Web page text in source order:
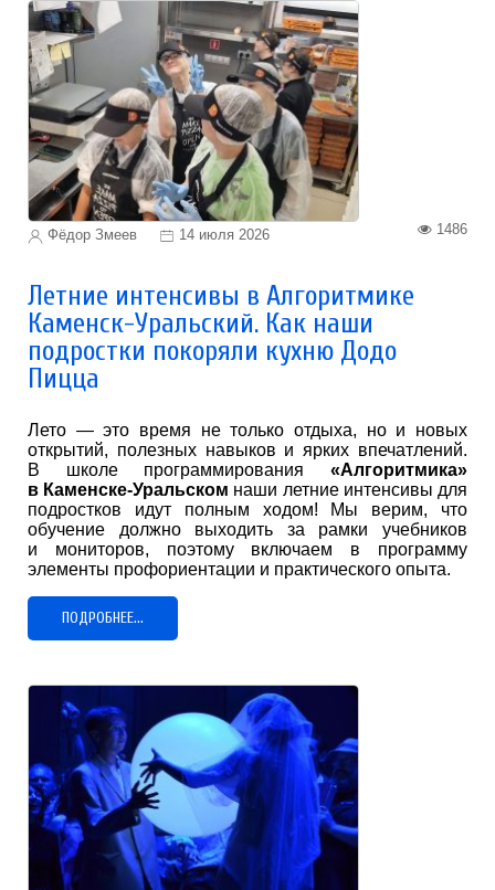
Фёдор Змеев 14 июля 2026 1486
Летние интенсивы в Алгоритмике
Каменск-Уральский. Как наши
подростки покоряли кухню Додо
Пицца
Лето — это время не только отдыха, но и новых
открытий, полезных навыков и ярких впечатлений.
В школе программирования «Алгоритмика»
в Каменске-Уральском наши летние интенсивы для
подростков идут полным ходом! Мы верим, что
обучение должно выходить за рамки учебников
и мониторов, поэтому включаем в программу
элементы профориентации и практического опыта.
ПОДРОБНЕЕ...